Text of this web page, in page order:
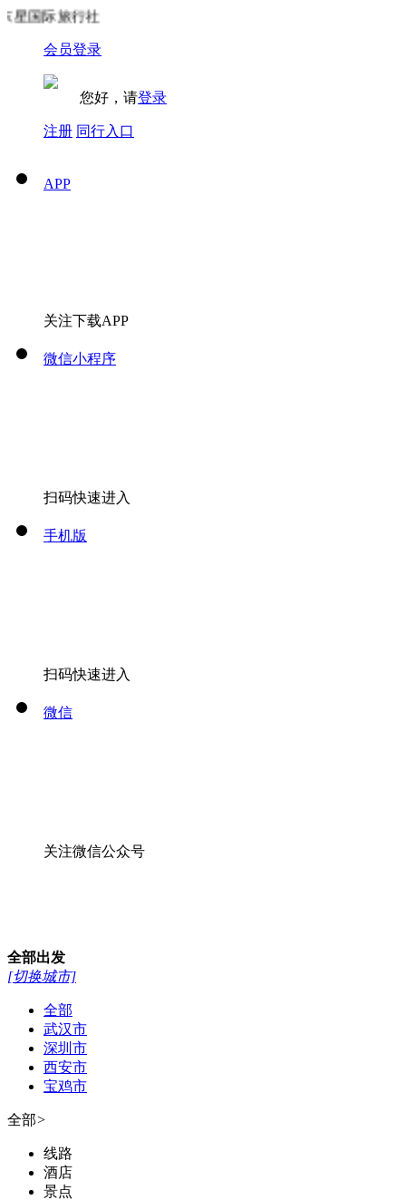
国际旅行社
会员登录
您好，请登录
注册 同行入口
APP
关注下载APP
微信小程序
扫码快速进入
手机版
扫码快速进入
微信
关注微信公众号
全部出发
[切换城市]
全部
武汉市
深圳市
西安市
宝鸡市
全部>
线路
酒店
景点